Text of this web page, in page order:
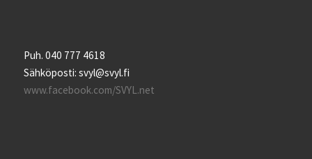
Puh. 040 777 4618
Sähköposti: svyl@svyl.fi
www.facebook.com/SVYL.net